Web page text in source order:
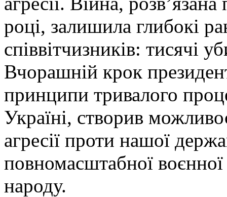
році, залишила глибокі
співвітчизників: тисячі
Вчорашній крок
принципи тривалого
Україні, створив
агресії проти нашої
повномасштабної воєнної
народу.